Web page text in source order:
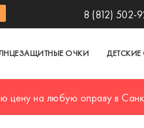
8 (812) 502-
ОЧКИ
цену на любую оправу в